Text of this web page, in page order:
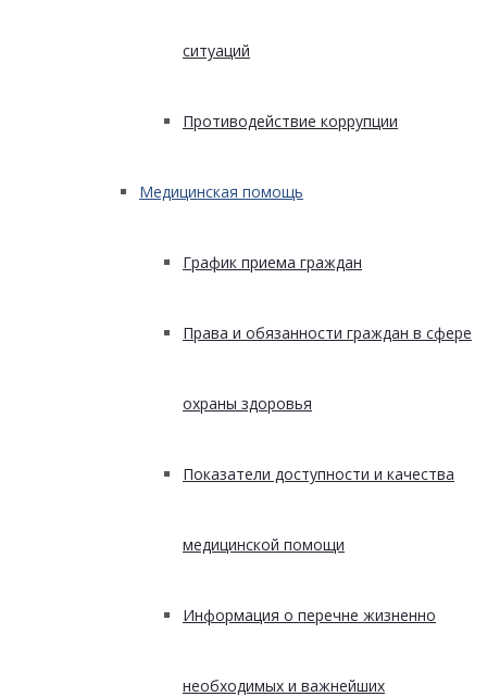
ситуаций
Противодействие коррупции
Медицинская помощь
График приема граждан
Права и обязанности граждан в сфере
охраны здоровья
Показатели доступности и качества
медицинской помощи
Информация о перечне жизненно
необходимых и важнейших